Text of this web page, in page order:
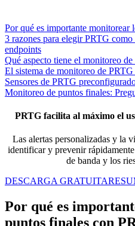
Por qué es importante monitorear
3 razones para elegir PRTG
endpoints
Qué aspecto tiene el monitoreo
El sistema de monitoreo de PRTG
Sensores de PRTG
Monitoreo de puntos finales:
PRTG facilita al máximo el
Las alertas personalizadas y la
identificar y prevenir
de banda y los
DESCARGA GRATUITA
Por qué es
puntos finales con